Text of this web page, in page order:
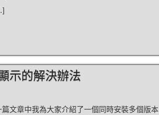
示的解決辦法
文章中我為大家介紹了一個同時安裝多個版本